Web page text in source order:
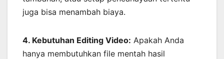
juga bisa menambah biaya.
4. Kebutuhan Editing Video: Apakah Anda
hanya membutuhkan file mentah hasil